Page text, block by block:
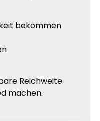
bekommen
Reichweite
machen.